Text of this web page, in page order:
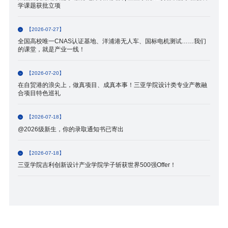
学课题获批立项
【2026-07-27】
全国高校唯一CNAS认证基地、洋浦港无人车、国标电机测试……我们
的课堂，就是产业一线！
【2026-07-20】
在自贸港的浪尖上，做真项目、成真本事！三亚学院设计类专业产教融
合项目特色巡礼
【2026-07-18】
@2026级新生，你的录取通知书已寄出
【2026-07-18】
三亚学院吉利创新设计产业学院学子斩获世界500强Offer！